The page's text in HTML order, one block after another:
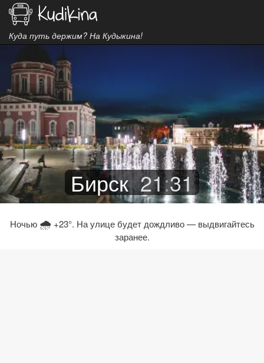
Куда путь держим? На Кудыкина!
Бирск 21:31
Ночью 🌧 +23°. На улице будет дождливо — выдвигайтесь
заранее.